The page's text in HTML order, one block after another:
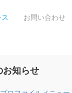
お問い合わせ
お知らせ